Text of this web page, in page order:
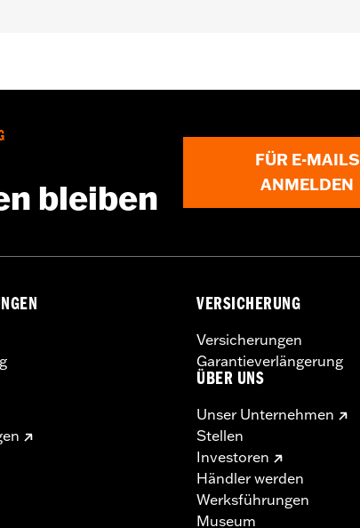
bleiben
FÜR E-MAILS
ANMELDEN
VERSICHERUNG
Versicherungen
Garantieverlängerung
ÜBER UNS
Unser Unternehmen
Stellen
Investoren
Händler werden
Werksführungen
Museum